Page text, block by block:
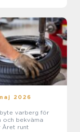
2026
varberg för
och bekväma
Året runt